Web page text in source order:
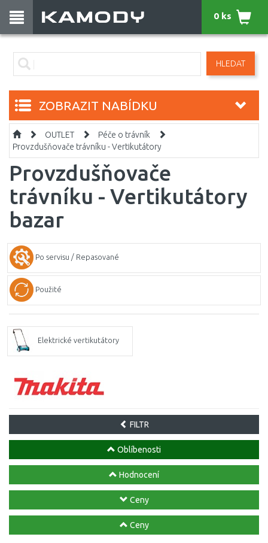
HLEDAT
0 ks
ZOBRAZIT NABÍDKU
OUTLET
Péče o trávník
Provzdušňovače trávníku - Vertikutátory
Provzdušňovače
trávníku - Vertikutátory
bazar
Po servisu / Repasované
Použité
Elektrické vertikutátory
FILTR
Oblíbenosti
Hodnocení
Ceny
Ceny